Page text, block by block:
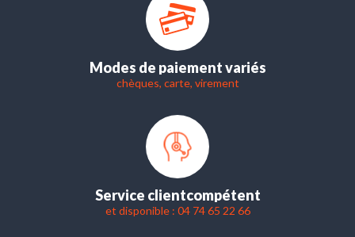
Modes de paiement variés
chèques, carte, virement
Service clientcompétent
et disponible : 04 74 65 22 66